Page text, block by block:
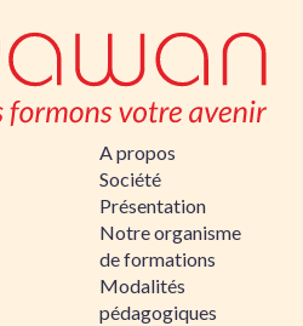
A propos
Société
Présentation
Notre organisme
de formations
Modalités
pédagogiques